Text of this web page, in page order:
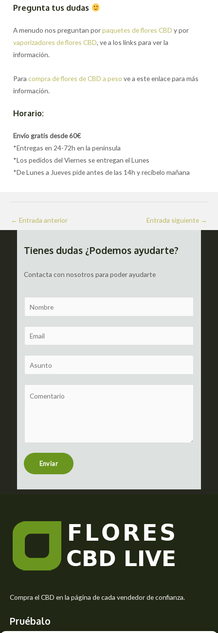
Pregunta tus dudas
A menudo nos preguntan porpaquetes de flores CBD y por
vaporizadores de flores CBD, ve a los links para ver la
información.
Paracompra de flores de CBD a peso ve a este enlace para más
información.
Horario:
Envío gratis desde 60€
*Entregas en 24-72h en la península
*Los pedidos del Viernes se entregan el Lunes
*De Lunes a Jueves pide antes de las 14h y recíbelo mañana
Navegación
de
← Entrada anterior Entrada siguiente →
Tienes dudas ¿Podemos ayudarte?
Contacta con nosotros para poder ayudarte
a
m
m
a
u
b
t
r
s
e
Enviar
Compra el CBD en la página de cada vendedor de confianza.
Pruébalo